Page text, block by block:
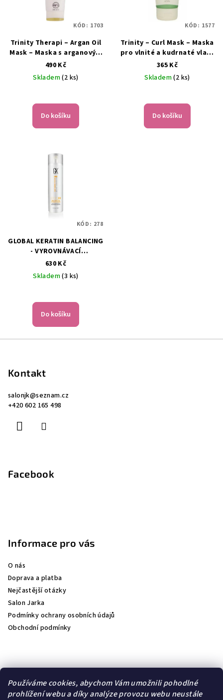
Používáme cookies, abychom Vám umožnili pohodlné
prohlížení webu a díky analýze provozu webu neustále
Trinity Therapi – Argan Oil
Mask – Maska s arganovým
olejem pro suché a
poškozené vlasy – 200 ml
490 Kč
Skladem(2 ks)
Do košíku
KÓD: 1703
Trinity – Curl Mask – Maska
pro vlnité a kudrnaté vlasy
– 200 ml
365 Kč
Skladem(2 ks)
Do košíku
KÓD: 1577
GLOBAL KERATIN BALANCING
- VYROVNÁVACÍ
KONDICIONÉR NA VLASY 300
630 Kč
Skladem(3 ks)
Do košíku
KÓD: 278
Kontakt
salonjk@seznam.cz
+420 602 165 498
Facebook
Informace pro vás
O nás
Doprava a platba
Nejčastější otázky
Salon Jarka
Podmínky ochrany osobních údajů
Obchodní podmínky